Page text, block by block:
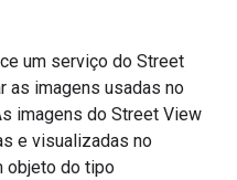
um serviço do Street
as imagens usadas no
imagens do Street View
e visualizadas no
objeto do tipo